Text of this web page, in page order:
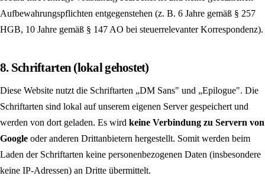
Aufbewahrungspflichten entgegenstehen (z. B. 6 Jahre gemäß § 257
HGB, 10 Jahre gemäß § 147 AO bei steuer­relevanter Korrespondenz).
8. Schriftarten (lokal gehostet)
Diese Website nutzt die Schriftarten „DM Sans" und „Epilogue". Die
Schriftarten sind lokal auf unserem eigenen Server gespeichert und
werden von dort geladen. Es wird keine Verbindung zu Servern von
Google oder anderen Drittanbietern hergestellt. Somit werden beim
Laden der Schriftarten keine personenbezogenen Daten (insbesondere
keine IP-Adressen) an Dritte übermittelt.